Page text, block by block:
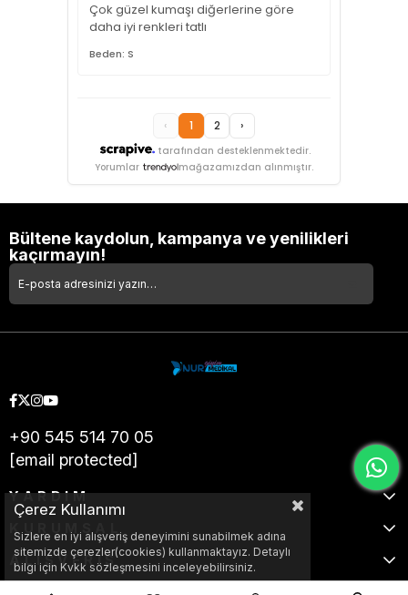
Çok güzel kumaşı diğerlerine göre
daha iyi renkleri tatlı
Beden: S
tarafından desteklenmektedir.
‹ 1 2 ›
Yorumlar mağazamızdan alınmıştır.
Bültene kaydolun, kampanya ve yenilikleri
kaçırmayın!
+90 545 514 70 05
[email protected]
YARDIM
ALIŞVERİŞ
Çerez Kullanımı
Sizlere en iyi alışveriş deneyimini sunabilmek adına
sitemizde çerezler(cookies) kullanmaktayız. Detaylı
bilgi için Kvkk sözleşmesini inceleyebilirsiniz.